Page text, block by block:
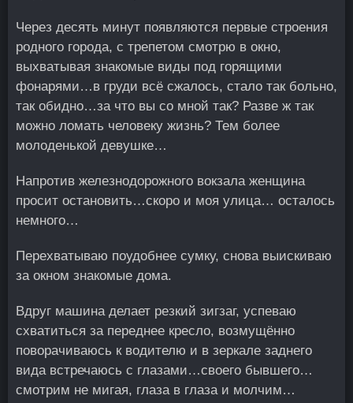
Через десять минут появляются первые строения
родного города, с трепетом смотрю в окно,
выхватывая знакомые виды под горящими
фонарями…в груди всё сжалось, стало так больно,
так обидно…за что вы со мной так? Разве ж так
можно ломать человеку жизнь? Тем более
молоденькой девушке…
Напротив железнодорожного вокзала женщина
просит остановить…скоро и моя улица… осталось
немного…
Перехватываю поудобнее сумку, снова выискиваю
за окном знакомые дома.
Вдруг машина делает резкий зигзаг, успеваю
схватиться за переднее кресло, возмущённо
поворачиваюсь к водителю и в зеркале заднего
вида встречаюсь с глазами…своего бывшего…
смотрим не мигая, глаза в глаза и молчим…